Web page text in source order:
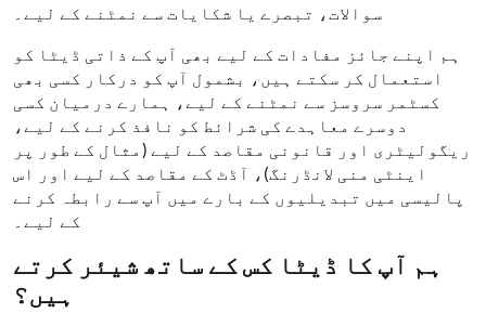
سوالات، تبصرے یا شکایات سے نمٹنے کے لیے۔
ہم اپنے جائز مفادات کے لیے بھی آپ کے ذاتی ڈیٹا کو
استعمال کر سکتے ہیں، بشمول آپ کو درکار کسی بھی
کسٹمر سروسز سے نمٹنے کے لیے، ہمارے درمیان کسی
دوسرے معاہدے کی شرائط کو نافذ کرنے کے لیے،
ریگولیٹری اور قانونی مقاصد کے لیے (مثال کے طور پر
اینٹی منی لانڈرنگ)، آڈٹ کے مقاصد کے لیے اور اس
پالیسی میں تبدیلیوں کے بارے میں آپ سے رابطہ کرنے
کے لیے۔
ہم آپ کا ڈیٹا کس کے ساتھ شیئر کرتے
ہیں؟